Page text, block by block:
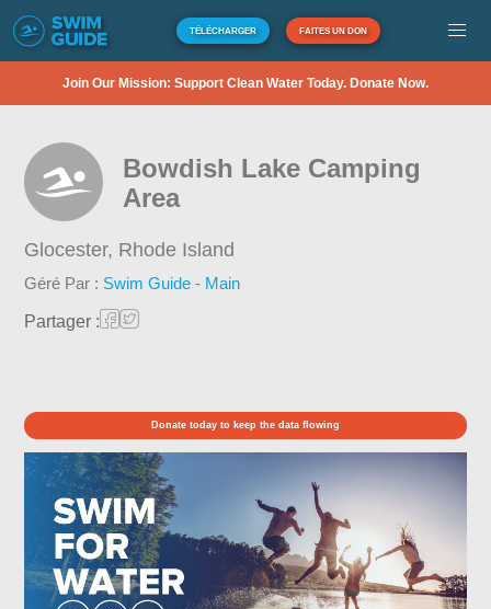
TÉLÉCHARGER FAITES UN DON
Join Our Mission: Support Clean Water Today. Donate Now.
Bowdish Lake Camping
Area
Glocester, Rhode Island
Géré Par : Swim Guide - Main
Partager :
Donate today to keep the data flowing